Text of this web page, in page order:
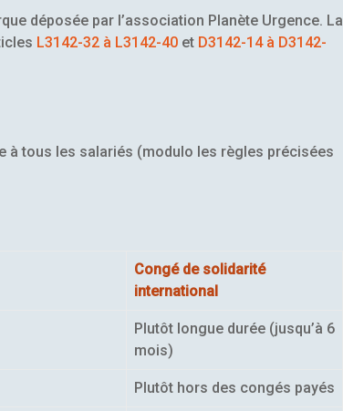
déposée par l’association Planète Urgence. La
L3142-32 à L3142-40 et D3142-14 à D3142-
à tous les salariés (modulo les règles précisées
Congé de solidarité
international
Plutôt longue durée (jusqu’à 6
mois)
Plutôt hors des congés payés